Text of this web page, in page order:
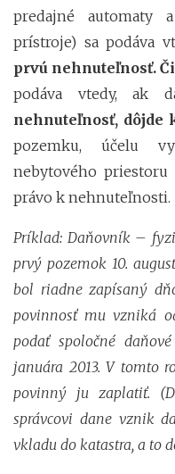
predajné automaty
prístroje) sa podáva
prvú nehnuteľnosť.
podáva vtedy, ak
nehnuteľnosť, dôjde
pozemku, účelu
nebytového
právo k nehnuteľnosti.
Príklad: Daňovník –
prvý pozemok 10.
bol riadne zapísaný
povinnosť mu vzniká
podať spoločné
januára 2013. V tomto
povinný ju zaplatiť.
správcovi dane vznik
vkladu do katastra, a to